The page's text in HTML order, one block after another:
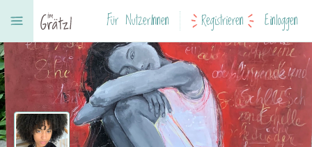
Für NutzerInnen Registrieren Einloggen